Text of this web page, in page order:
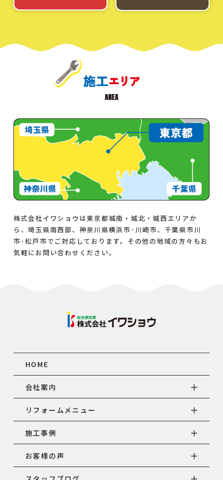
株式会社イワショウは東京都城南・城北・城西エリアか
ら、埼玉県南西部、神奈川県横浜市･川崎市、千葉県市川
市･松戸市でご対応しております。その他の地域の方々もお
気軽にお問い合わせください。
HOME
会社案内
リフォームメニュー
施工事例
お客様の声